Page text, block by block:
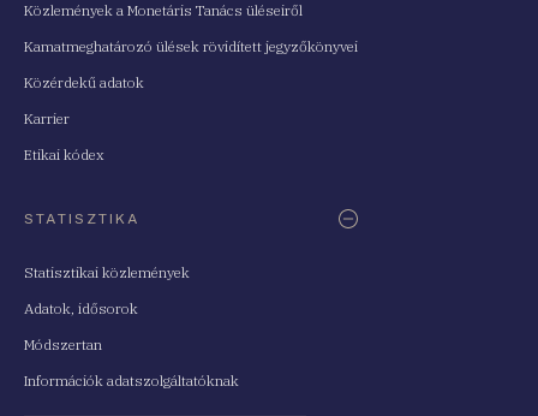
Közlemények a Monetáris Tanács üléseiről
Kamatmeghatározó ülések rövidített jegyzőkönyvei
Közérdekű adatok
Karrier
Etikai kódex
STATISZTIKA
Statisztikai közlemények
Adatok, idősorok
Módszertan
Információk adatszolgáltatóknak